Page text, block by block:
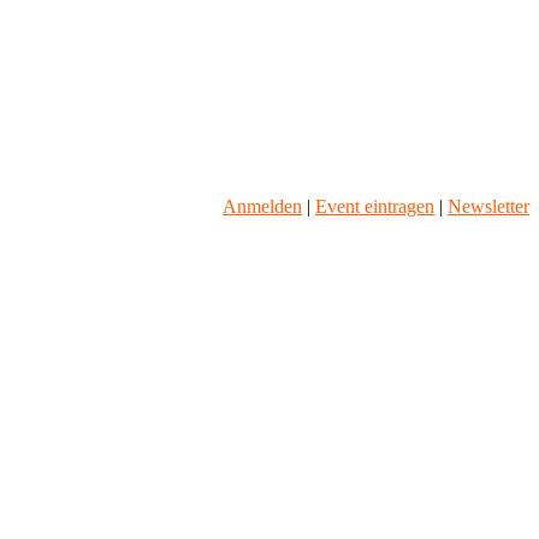
Anmelden | Event eintragen | Newsletter